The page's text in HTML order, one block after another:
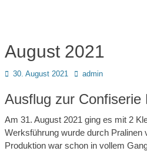
August 2021
Posted
30. August 2021 Autoradmin
Ausflug zur Confiserie
Am 31. August 2021 ging es mit 2
Werksführung wurde durch
Produktion war schon in vollem